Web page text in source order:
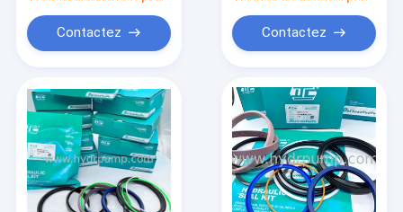
Contactez Contactez